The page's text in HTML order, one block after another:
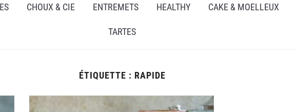
CHOUX & CIE ENTREMETS HEALTHY CAKE & MOELLEUX
TARTES
ÉTIQUETTE : RAPIDE